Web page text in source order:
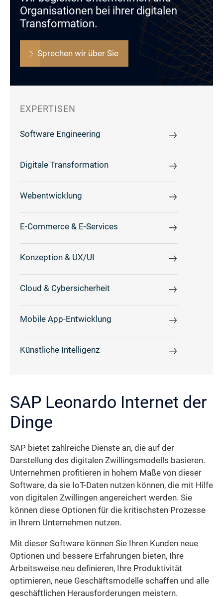
Organisationen bei ihrer digitalen
Transformation.
Sprechen wir über Sie
EXPERTISEN
Software Engineering
Digitale Transformation
Webentwicklung
E-Commerce & E-Services
Konzeption & UX/UI
Cloud & Cybersicherheit
Mobile App-Entwicklung
Künstliche Intelligenz
SAP Leonardo Internet der
Dinge
SAP bietet zahlreiche Dienste an, die auf der
Darstellung des digitalen Zwillingsmodells basieren.
Unternehmen profitieren in hohem Maße von dieser
Software, da sie IoT-Daten nutzen können, die mit Hilfe
von digitalen Zwillingen angereichert werden. Sie
können diese Optionen für die kritischsten Prozesse
in Ihrem Unternehmen nutzen.
Mit dieser Software können Sie Ihren Kunden neue
Optionen und bessere Erfahrungen bieten, Ihre
Arbeitsweise neu definieren, Ihre Produktivität
optimieren, neue Geschäftsmodelle schaffen und alle
geschäftlichen Herausforderungen meistern.